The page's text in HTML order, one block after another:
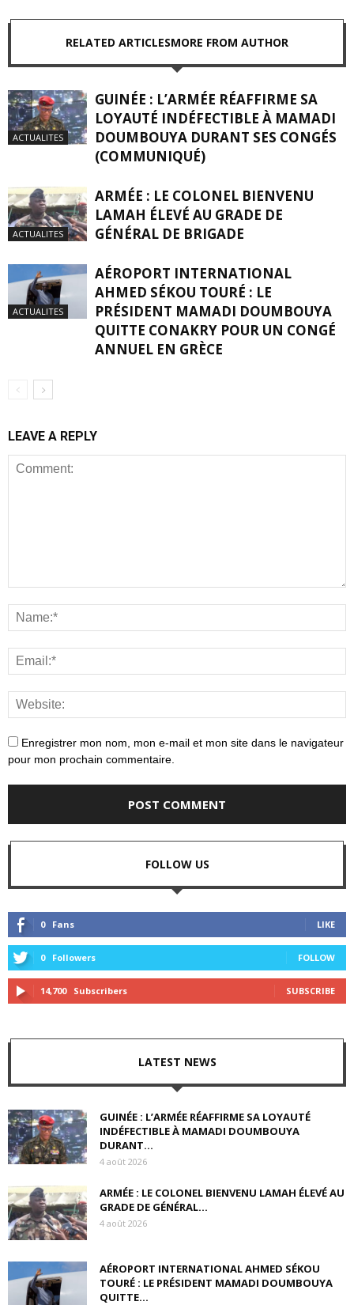
RELATED ARTICLESMORE FROM AUTHOR
ACTUALITES
GUINÉE : L’ARMÉE RÉAFFIRME SA
LOYAUTÉ INDÉFECTIBLE À MAMADI
DOUMBOUYA DURANT SES CONGÉS
(COMMUNIQUÉ)
ACTUALITES
ARMÉE : LE COLONEL BIENVENU
LAMAH ÉLEVÉ AU GRADE DE
GÉNÉRAL DE BRIGADE
ACTUALITES
AÉROPORT INTERNATIONAL
AHMED SÉKOU TOURÉ : LE
PRÉSIDENT MAMADI DOUMBOUYA
QUITTE CONAKRY POUR UN CONGÉ
ANNUEL EN GRÈCE
LEAVE A REPLY
Enregistrer mon nom, mon e-mail et mon site dans le navigateur
pour mon prochain commentaire.
FOLLOW US
0 Fans LIKE
0 Followers FOLLOW
14,700 Subscribers SUBSCRIBE
LATEST NEWS
GUINÉE : L’ARMÉE RÉAFFIRME SA LOYAUTÉ
INDÉFECTIBLE À MAMADI DOUMBOUYA
DURANT...
4 août 2026
ARMÉE : LE COLONEL BIENVENU LAMAH ÉLEVÉ AU
GRADE DE GÉNÉRAL...
4 août 2026
AÉROPORT INTERNATIONAL AHMED SÉKOU
TOURÉ : LE PRÉSIDENT MAMADI DOUMBOUYA
QUITTE...